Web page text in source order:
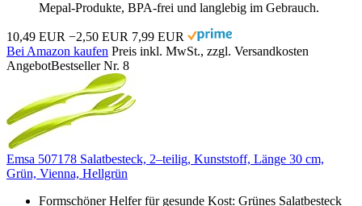
Mepal-Produkte, BPA-frei und langlebig im Gebrauch.
10,49 EUR −2,50 EUR 7,99 EUR
Bei Amazon kaufen Preis inkl. MwSt., zzgl. Versandkosten
AngebotBestseller Nr. 8
Emsa 507178 Salatbesteck, 2–teilig, Kunststoff, Länge 30 cm,
Grün, Vienna, Hellgrün
Formschöner Helfer für gesunde Kost: Grünes Salatbesteck